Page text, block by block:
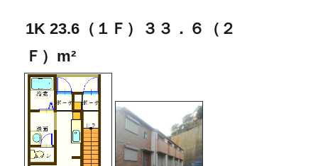
1K 23.6（１Ｆ）３３．６（２
Ｆ）m²